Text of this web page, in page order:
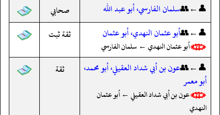
👤←👥سلمان الفارسي، أبو عبد الله
صحابي
👤←👥أبو عثمان النهدي، أبو عثمان
أبو عثمان النهدي ← سلمان الفارسي
ثقة ثبت
👤←👥عون بن أبي شداد العقيلي، أبو محمد،
أبو معمر
عون بن أبي شداد العقيلي ← أبو عثمان
النهدي
ثقة